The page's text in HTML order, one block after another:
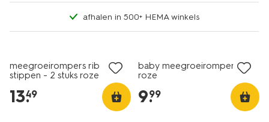
afhalen in 500+ HEMA winkels
meegroeirompers rib
stippen - 2 stuks roze
13.
49
baby meegroeiromper rib
roze
9.
99